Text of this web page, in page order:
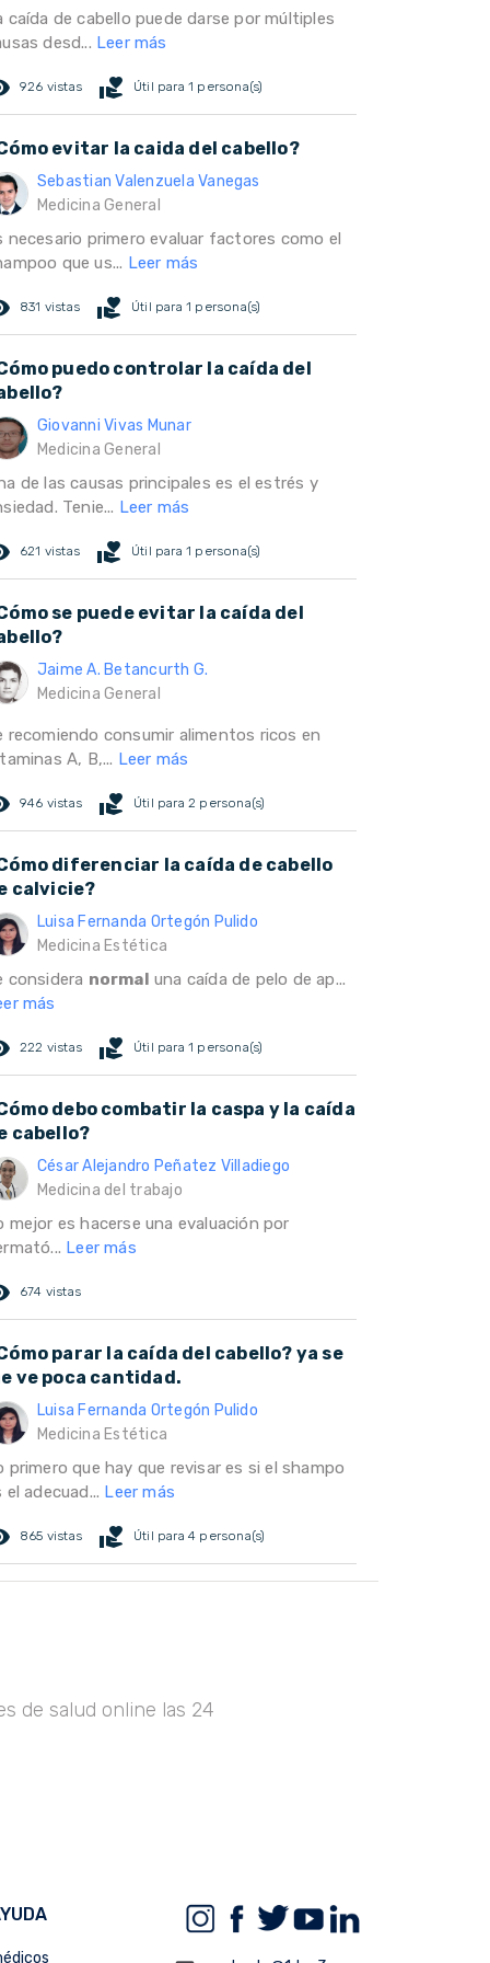
caída de cabello puede darse por múltiples
desd... Leer más
926 vistas volunteer_activism Útil para 1 persona(s)
evitar la caida del cabello?
Sebastian Valenzuela Vanegas
Medicina General
necesario primero evaluar factores como el
que us... Leer más
831 vistas volunteer_activism Útil para 1 persona(s)
puedo controlar la caída del
Giovanni Vivas Munar
Medicina General
de las causas principales es el estrés y
Tenie... Leer más
621 vistas volunteer_activism Útil para 1 persona(s)
se puede evitar la caída del
Jaime A. Betancurth G.
Medicina General
recomiendo consumir alimentos ricos en
A, B,... Leer más
946 vistas volunteer_activism Útil para 2 persona(s)
diferenciar la caída de cabello
calvicie?
Luisa Fernanda Ortegón Pulido
Medicina Estética
considera normal una caída de pelo de ap...
más
222 vistas volunteer_activism Útil para 1 persona(s)
debo combatir la caspa y la caída
cabello?
César Alejandro Peñatez Villadiego
Medicina del trabajo
mejor es hacerse una evaluación por
Leer más
674 vistas
parar la caída del cabello? ya se
ve poca cantidad.
Luisa Fernanda Ortegón Pulido
Medicina Estética
primero que hay que revisar es si el shampo
el adecuad... Leer más
865 vistas volunteer_activism Útil para 4 persona(s)
de salud online las 24